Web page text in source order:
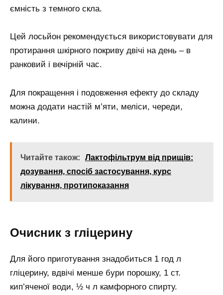
ємність з темного скла.
Цей лосьйон рекомендується використовувати для
протирання шкірного покриву двічі на день – в
ранковий і вечірній час.
Для покращення і подовження ефекту до складу
можна додати настій м’яти, меліси, череди,
калини.
Читайте також:
Лактофільтрум від прищів:
дозування, спосіб застосування, курс
лікування, протипоказання
Очисник з гліцерину
Для його приготування знадобиться 1 год л
гліцерину, вдвічі менше бури порошку, 1 ст.
кип’яченої води, ½ ч л камфорного спирту.